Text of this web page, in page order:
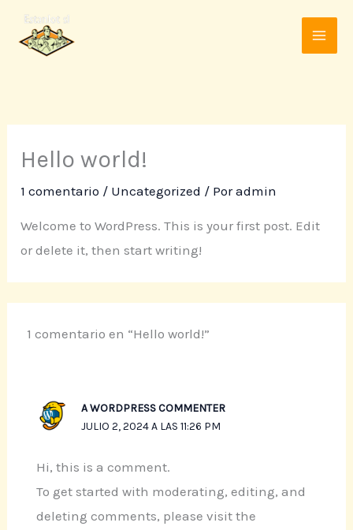
contenido
Hello world!
1 comentario / Uncategorized / Poradmin
Welcome to WordPress. This is your first post. Edit
or delete it, then start writing!
1 comentario en “Hello world!”
A WORDPRESS COMMENTER
JULIO 2, 2024 A LAS 11:26 PM
Hi, this is a comment.
To get started with moderating, editing, and
deleting comments, please visit the